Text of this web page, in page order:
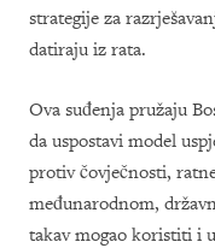
strategije za
datiraju iz rata.
Ova suđenja pružaju
da uspostavi model
protiv čovječnosti,
međunarodnom,
takav mogao koristiti i